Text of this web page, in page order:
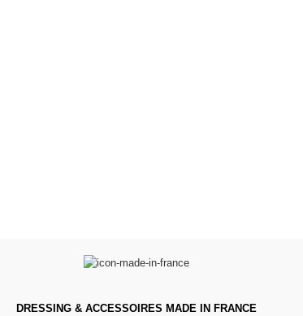
DRESSING & ACCESSOIRES MADE IN FRANCE